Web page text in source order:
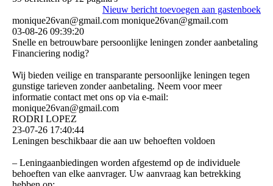
Nieuw bericht toevoegen aan gastenboek
monique26van@gmail.com monique26van@gmail.com
03-08-26 09:39:20
Snelle en betrouwbare persoonlijke leningen zonder aanbetaling
Financiering nodig?
Wij bieden veilige en transparante persoonlijke leningen tegen
gunstige tarieven zonder aanbetaling. Neem voor meer
informatie contact met ons op via e-mail:
monique26van@gmail.com
RODRI LOPEZ
23-07-26 17:40:44
Leningen beschikbaar die aan uw behoeften voldoen
– Leningaanbiedingen worden afgestemd op de individuele
behoeften van elke aanvrager. Uw aanvraag kan betrekking